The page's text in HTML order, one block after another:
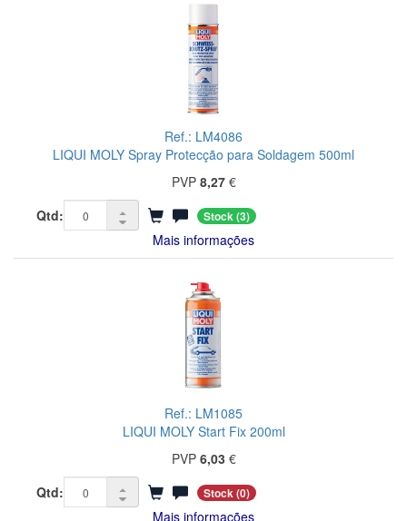
Ref.: LM4086
LIQUI MOLY Spray Protecção para Soldagem 500ml
PVP 8,27€
Qtd:
Stock(3)
Mais informações
Ref.: LM1085
LIQUI MOLY Start Fix 200ml
PVP 6,03 €
Qtd:
Stock(0)
Mais informações